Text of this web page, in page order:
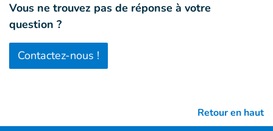
Vous ne trouvez pas de réponse à votre
question ?
Contactez-nous !
Retour en haut